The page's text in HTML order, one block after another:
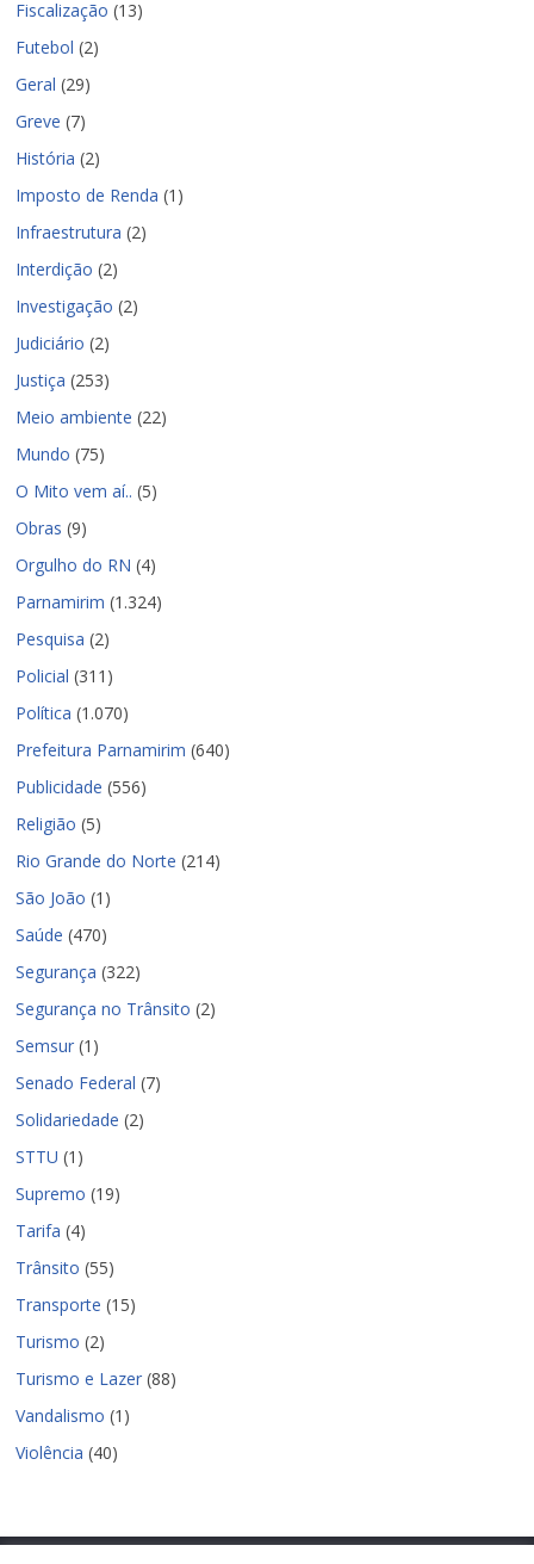
Fiscalização (13)
Futebol (2)
Geral (29)
Greve (7)
História (2)
Imposto de Renda (1)
Infraestrutura (2)
Interdição (2)
Investigação (2)
Judiciário (2)
Justiça (253)
Meio ambiente (22)
Mundo (75)
O Mito vem aí.. (5)
Obras (9)
Orgulho do RN (4)
Parnamirim (1.324)
Pesquisa (2)
Policial (311)
Política (1.070)
Prefeitura Parnamirim (640)
Publicidade (556)
Religião (5)
Rio Grande do Norte (214)
São João (1)
Saúde (470)
Segurança (322)
Segurança no Trânsito (2)
Semsur (1)
Senado Federal (7)
Solidariedade (2)
STTU (1)
Supremo (19)
Tarifa (4)
Trânsito (55)
Transporte (15)
Turismo (2)
Turismo e Lazer (88)
Vandalismo (1)
Violência (40)